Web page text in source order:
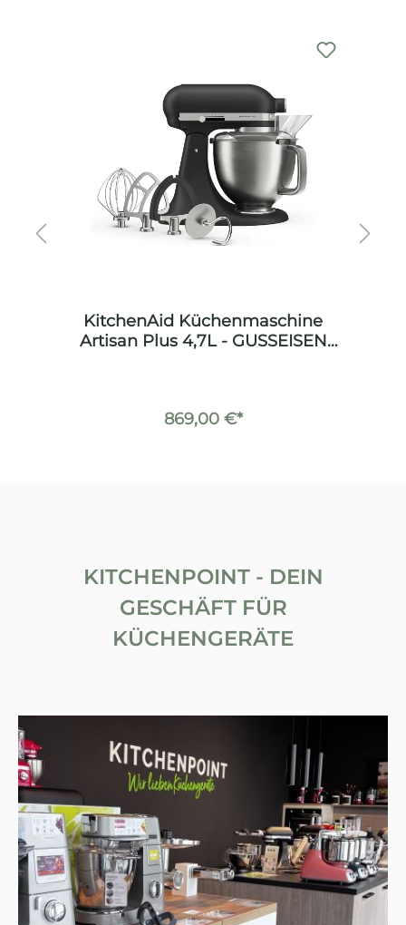
KitchenAid Küchenmaschine
Artisan Plus 4,7L - GUSSEISEN
869,00 €*
KITCHENPOINT - DEIN
GESCHÄFT FÜR
KÜCHENGERÄTE